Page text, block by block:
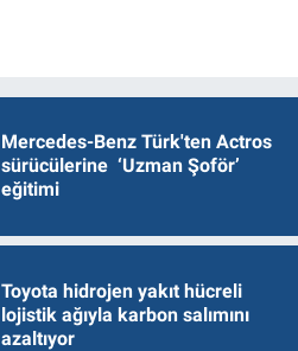
Mercedes-Benz Türk'ten Actros
sürücülerine ‘Uzman Şoför’
eğitimi
Toyota hidrojen yakıt hücreli
lojistik ağıyla karbon salımını
azaltıyor